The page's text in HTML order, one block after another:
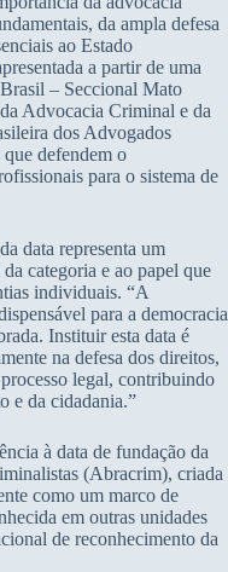
da ampla defesa
ao Estado
a partir de uma
– Seccional Mato
Advocacia Criminal e da
dos Advogados
defendem o
para o sistema de
data representa um
categoria e ao papel que
individuais. “A
para a democracia
Instituir esta data é
na defesa dos direitos,
legal, contribuindo
e da cidadania.”
à data de fundação da
(Abracrim), criada
como um marco de
em outras unidades
de reconhecimento da